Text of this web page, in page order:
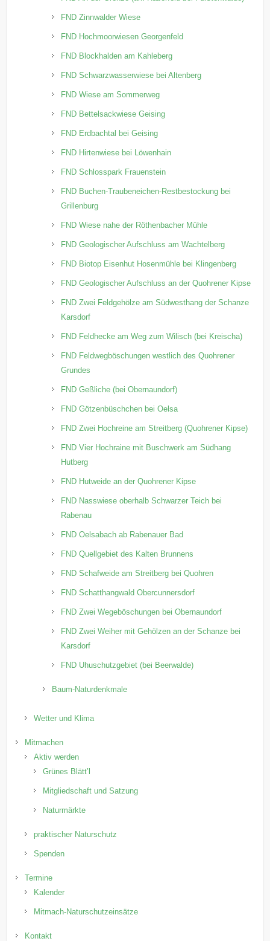
FND Zinnwalder Wiese
FND Hochmoorwiesen Georgenfeld
FND Blockhalden am Kahleberg
FND Schwarzwasserwiese bei Altenberg
FND Wiese am Sommerweg
FND Bettelsackwiese Geising
FND Erdbachtal bei Geising
FND Hirtenwiese bei Löwenhain
FND Schlosspark Frauenstein
FND Buchen-Traubeneichen-Restbestockung bei
Grillenburg
FND Wiese nahe der Röthenbacher Mühle
FND Geologischer Aufschluss am Wachtelberg
FND Biotop Eisenhut Hosenmühle bei Klingenberg
FND Geologischer Aufschluss an der Quohrener Kipse
FND Zwei Feldgehölze am Südwesthang der Schanze
Karsdorf
FND Feldhecke am Weg zum Wilisch (bei Kreischa)
FND Feldwegböschungen westlich des Quohrener
Grundes
FND Geßliche (bei Obernaundorf)
FND Götzenbüschchen bei Oelsa
FND Zwei Hochreine am Streitberg (Quohrener Kipse)
FND Vier Hochraine mit Buschwerk am Südhang
Hutberg
FND Hutweide an der Quohrener Kipse
FND Nasswiese oberhalb Schwarzer Teich bei
Rabenau
FND Oelsabach ab Rabenauer Bad
FND Quellgebiet des Kalten Brunnens
FND Schafweide am Streitberg bei Quohren
FND Schatthangwald Obercunnersdorf
FND Zwei Wegeböschungen bei Obernaundorf
FND Zwei Weiher mit Gehölzen an der Schanze bei
Karsdorf
FND Uhuschutzgebiet (bei Beerwalde)
Baum-Naturdenkmale
Wetter und Klima
Mitmachen
Aktiv werden
Grünes Blätt’l
Mitgliedschaft und Satzung
Naturmärkte
praktischer Naturschutz
Spenden
Termine
Kalender
Mitmach-Naturschutzeinsätze
Kontakt